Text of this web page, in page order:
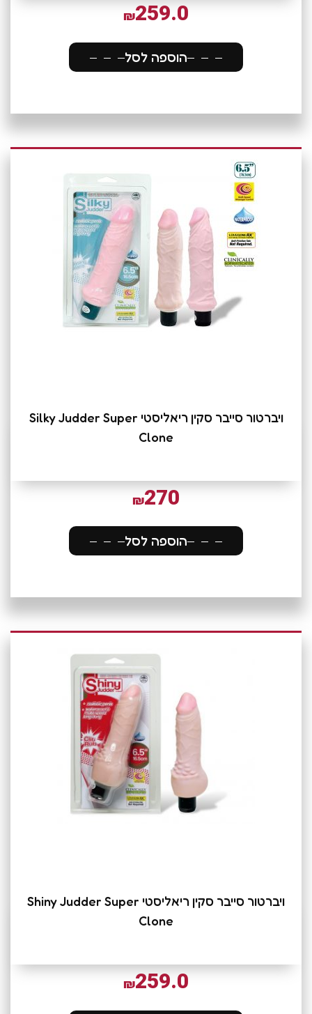
₪259.0
הוספה לסל
ויברטור סייבר סקין ריאליסטי Silky Judder Super
Clone
₪270
הוספה לסל
ויברטור סייבר סקין ריאליסטי Shiny Judder Super
Clone
₪259.0